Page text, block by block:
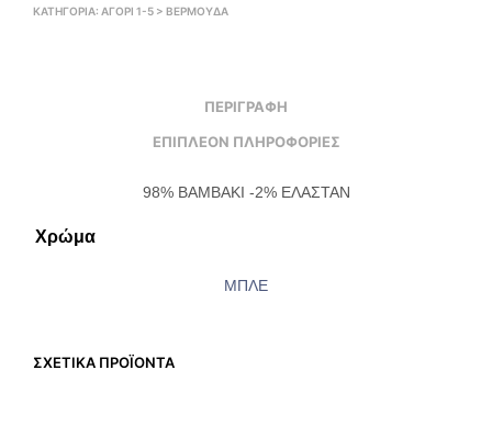
ΚΑΤΗΓΟΡΊΑ: ΑΓΟΡΙ 1-5 > ΒΕΡΜΟΎΔΑ
ΠΕΡΙΓΡΑΦΉ
ΕΠΙΠΛΈΟΝ ΠΛΗΡΟΦΟΡΊΕΣ
98% ΒΑΜΒΑΚΙ -2% ΕΛΑΣΤΑΝ
Χρώμα
ΜΠΛΕ
ΣΧΕΤΙΚΆ ΠΡΟΪΌΝΤΑ